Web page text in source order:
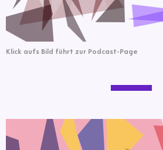
Klick aufs Bild führt zur Podcast-Page